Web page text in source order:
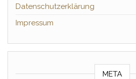
Datenschutzerklärung
Impressum
META